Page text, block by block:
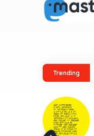
Trending